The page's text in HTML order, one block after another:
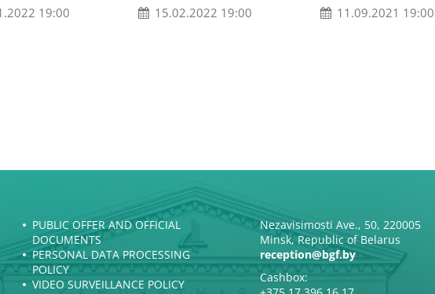
19:00 15.02.2022 19:00 11.09.2021 19:00
PUBLIC OFFER AND OFFICIAL
DOCUMENTS
PERSONAL DATA PROCESSING
POLICY
VIDEO SURVEILLANCE POLICY
Nezavisimosti Ave., 50, 220005
Minsk, Republic of Belarus
reception@bgf.by
Cashbox: